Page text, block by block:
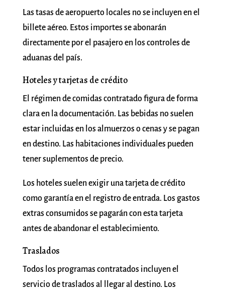
Las tasas de aeropuerto locales no se incluyen en el
billete aéreo. Estos importes se abonarán
directamente por el pasajero en los controles de
aduanas del país.
Hoteles y tarjetas de crédito
El régimen de comidas contratado figura de forma
clara en la documentación. Las bebidas no suelen
estar incluidas en los almuerzos o cenas y se pagan
en destino. Las habitaciones individuales pueden
tener suplementos de precio.
Los hoteles suelen exigir una tarjeta de crédito
como garantía en el registro de entrada. Los gastos
extras consumidos se pagarán con esta tarjeta
antes de abandonar el establecimiento.
Traslados
Todos los programas contratados incluyen el
servicio de traslados al llegar al destino. Los